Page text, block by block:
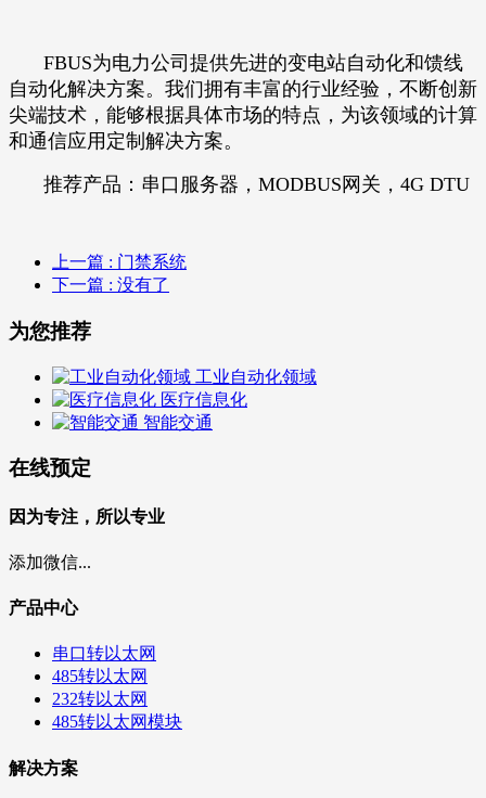
FBUS为电力公司提供先进的变电站自动化和馈线
自动化解决方案。我们拥有丰富的行业经验，不断创新
尖端技术，能够根据具体市场的特点，为该领域的计算
和通信应用定制解决方案。
推荐产品：串口服务器，MODBUS网关，4G DTU
上一篇 : 门禁系统
下一篇 : 没有了
为您推荐
工业自动化领域
医疗信息化
智能交通
在线预定
因为专注，所以专业
添加微信...
产品中心
串口转以太网
485转以太网
232转以太网
485转以太网模块
解决方案